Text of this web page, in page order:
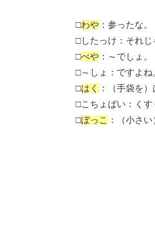
□わや ：参ったな。
□したっけ：それじ
□べや ：～でしょ。
□～しょ：ですよね
□はく
：（手袋を）
□こちょばい：くす
□ぼっこ ：（小さ